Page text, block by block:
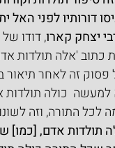
דורותיו לפני האל
יצחק קארו, דודו
כתוב 'אלה תולדות
פסוק זה לאחר
כולה
התורה, וזה
תולדות אדם, [כמו]